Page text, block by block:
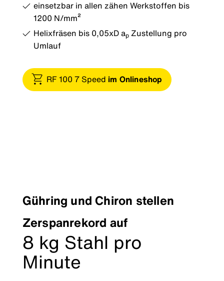
einsetzbar in allen zähen Werkstoffen bis
1200 N/mm²
Helixfräsen bis 0,05xD apZustellung pro
Umlauf
RF 100 7 Speed im Onlineshop
Gühring und Chiron stellen
Zerspanrekord auf
8 kg Stahl pro
Minute